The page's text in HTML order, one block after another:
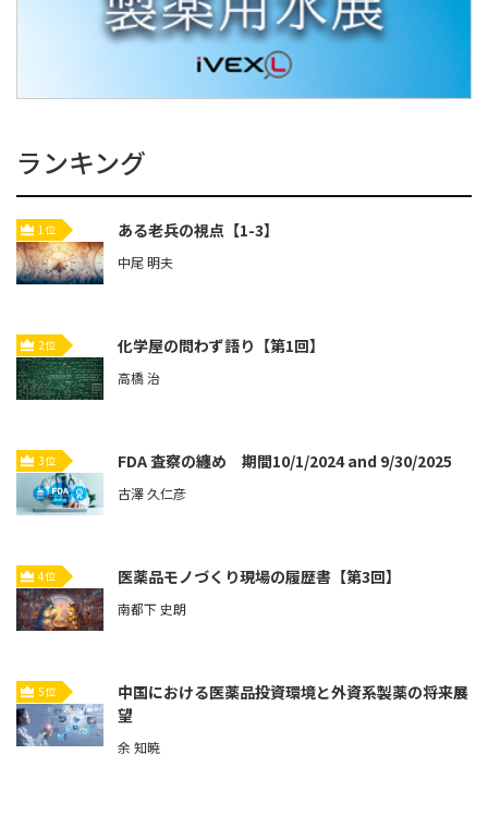
ランキング
1位 ある老兵の視点【1-3】
中尾 明夫
2位 化学屋の問わず語り【第1回】
高橋 治
3位 FDA 査察の纏め 期間10/1/2024 and 9/30/2025
古澤 久仁彦
4位 医薬品モノづくり現場の履歴書【第3回】
南都下 史朗
5位
中国における医薬品投資環境と外資系製薬の将来展
望
余 知暁